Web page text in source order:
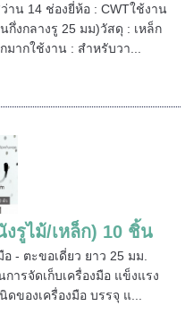
าน 14 ช่องยี่ห้อ : CWTใช้งาน
กึ่งกลางรู 25 มม)วัสดุ : เหล็ก
ากใช้งาน : สำหรับวา...
งรูไม้/เหล็ก) 10 ชิ้น
- ตะขอเดี่ยว ยาว 25 มม.
ารจัดเก็บเครื่องมือ แข็งแรง
ของเครื่องมือ บรรจุ แ...